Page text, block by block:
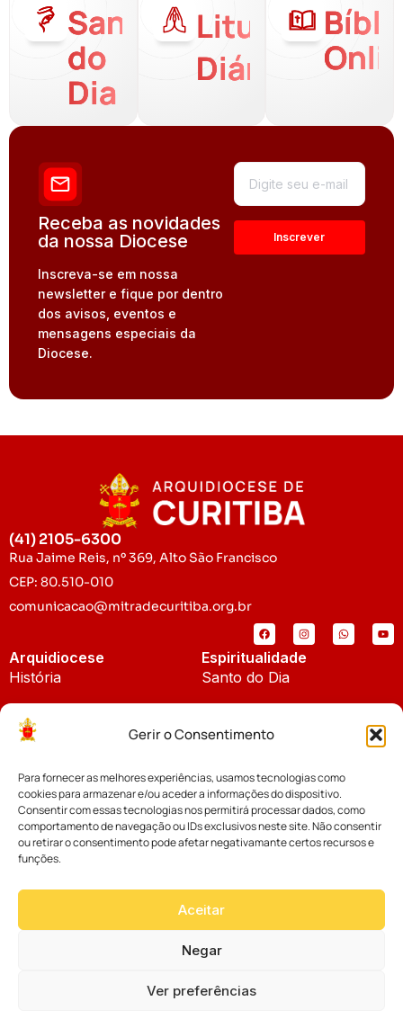
Gerir o Consentimento
Para fornecer as melhores experiências, usamos tecnologias como
cookies para armazenar e/ou aceder a informações do dispositivo.
Consentir com essas tecnologias nos permitirá processar dados, como
comportamento de navegação ou IDs exclusivos neste site. Não consentir
ou retirar o consentimento pode afetar negativamante certos recursos e
funções.
Aceitar
Negar
Ver preferências
Santo
do
Dia
Liturgia
Diária
Receba as novidades
da nossa Diocese
Inscreva-se em nossa
newsletter e fique por dentro
dos avisos, eventos e
mensagens especiais da
Diocese.
(41) 2105-6300
Rua Jaime Reis, nº 369, Alto São Francisco
CEP: 80.510-010
comunicacao@mitradecuritiba.org.br
Arquidiocese
História
Padroeira
Espiritualidade
Santo do Dia
Notícias
Notícias da Arquidiocese
Notícias Cáritas
Palavra dos Bispos
Cúria Diocesana
Fundo Diocesano
Vicariatos da Educação
Eventos